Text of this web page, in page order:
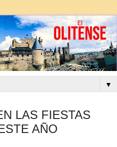
▼
LAS FIESTAS
AÑO